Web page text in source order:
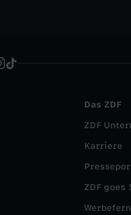
Das ZDF
ZDF
Karriere
ZDF goes